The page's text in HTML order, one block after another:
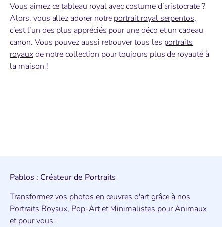
Vous aimez ce tableau royal avec costume d’aristocrate ?
Alors, vous allez adorer notre portrait royal serpentos,
c’est l’un des plus appréciés pour une déco et un cadeau
canon. Vous pouvez aussi retrouver tous les portraits
royauxde notre collection pour toujours plus de royauté à
la maison !
Pablos : Créateur de Portraits
Transformez vos photos en œuvres d'art grâce à nos
Portraits Royaux, Pop-Art et Minimalistes pour Animaux
et pour vous !